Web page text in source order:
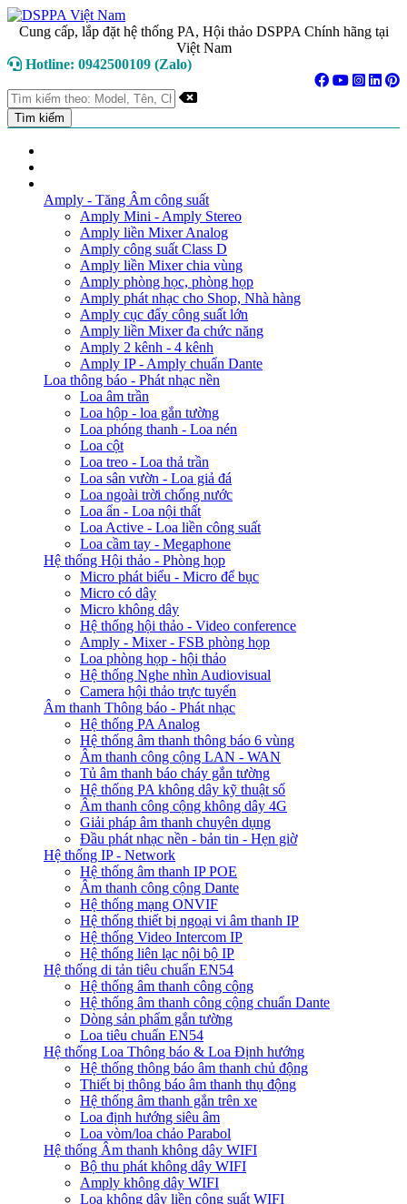
Cung cấp, lắp đặt hệ thống PA, Hội thảo DSPPA Chính hãng tại
Việt Nam
Hotline: 0942500109 (Zalo)
Amply - Tăng Âm công suất
Amply Mini - Amply Stereo
Amply liền Mixer Analog
Amply công suất Class D
Amply liền Mixer chia vùng
Amply phòng học, phòng họp
Amply phát nhạc cho Shop, Nhà hàng
Amply cục đẩy công suất lớn
Amply liền Mixer đa chức năng
Amply 2 kênh - 4 kênh
Amply IP - Amply chuẩn Dante
Loa thông báo - Phát nhạc nền
Loa âm trần
Loa hộp - loa gắn tường
Loa phóng thanh - Loa nén
Loa cột
Loa treo - Loa thả trần
Loa sân vườn - Loa giả đá
Loa ngoài trời chống nước
Loa ẩn - Loa nội thất
Loa Active - Loa liền công suất
Loa cầm tay - Megaphone
Hệ thống Hội thảo - Phòng họp
Micro phát biểu - Micro để bục
Micro có dây
Micro không dây
Hệ thống hội thảo - Video conference
Amply - Mixer - FSB phòng họp
Loa phòng họp - hội thảo
Hệ thống Nghe nhìn Audiovisual
Camera hội thảo trực tuyến
Âm thanh Thông báo - Phát nhạc
Hệ thống PA Analog
Hệ thống âm thanh thông báo 6 vùng
Âm thanh công cộng LAN - WAN
Tủ âm thanh báo cháy gắn tường
Hệ thống PA không dây kỹ thuật số
Âm thanh công cộng không dây 4G
Giải pháp âm thanh chuyên dụng
Đầu phát nhạc nền - bản tin - Hẹn giờ
Hệ thống IP - Network
Hệ thống âm thanh IP POE
Âm thanh công cộng Dante
Hệ thống mạng ONVIF
Hệ thống thiết bị ngoại vi âm thanh IP
Hệ thống Video Intercom IP
Hệ thống liên lạc nội bộ IP
Hệ thống di tản tiêu chuẩn EN54
Hệ thống âm thanh công cộng
Hệ thống âm thanh công cộng chuẩn Dante
Dòng sản phẩm gắn tường
Loa tiêu chuẩn EN54
Hệ thống Loa Thông báo & Loa Định hướng
Hệ thống thông báo âm thanh chủ động
Thiết bị thông báo âm thanh thụ động
Hệ thống âm thanh gắn trên xe
Loa định hướng siêu âm
Loa vòm/loa chảo Parabol
Hệ thống Âm thanh không dây WIFI
Bộ thu phát không dây WIFI
Amply không dây WIFI
Loa không dây liền công suất WIFI